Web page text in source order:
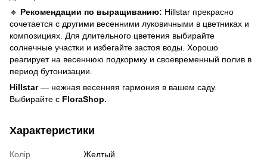
🔹 Рекомендации по выращиванию: Hillstar прекрасно
сочетается с другими весенними луковичными в цветниках и
композициях. Для длительного цветения выбирайте
солнечные участки и избегайте застоя воды. Хорошо
реагирует на весеннюю подкормку и своевременный полив в
период бутонизации.
Hillstar— нежная весенняя гармония в вашем саду.
Выбирайте с FloraShop.
Характеристики
Колір Желтый